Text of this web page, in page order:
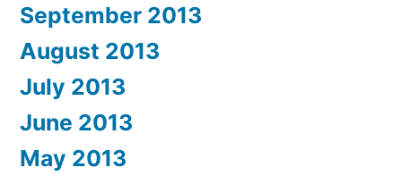
September 2013
August 2013
July 2013
June 2013
May 2013